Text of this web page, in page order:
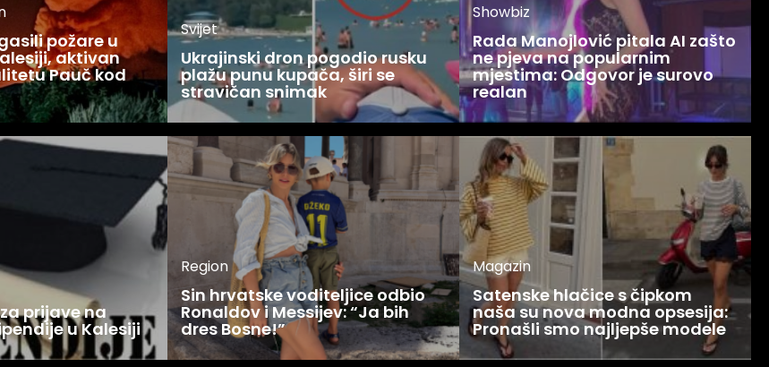
požare u
aktivan
Pauč kod
prijave na
u Kalesiji
Svijet
Ukrajinski dron pogodio rusku
plažu punu kupača, širi se
stravičan snimak
Region
Sin hrvatske voditeljice odbio
Ronaldov i Messijev: “Ja bih
dres Bosne!”
Showbiz
Rada Manojlović pitala AI zašto
ne pjeva na popularnim
mjestima: Odgovor je surovo
realan
Magazin
Satenske hlačice s čipkom
naša su nova modna opsesija:
Pronašli smo najljepše modele